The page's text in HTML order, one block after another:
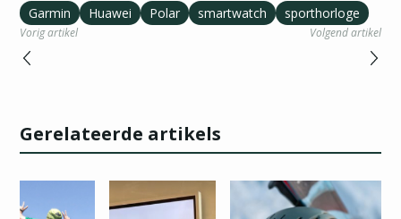
Garmin Huawei Polar smartwatch sporthorloge
Vorig artikel Volgend artikel
Gerelateerde artikels